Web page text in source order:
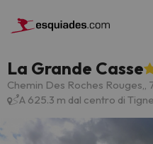
La Grande Casse
Chemin Des Roches Rouges,,
A 625.3 m dal centro di